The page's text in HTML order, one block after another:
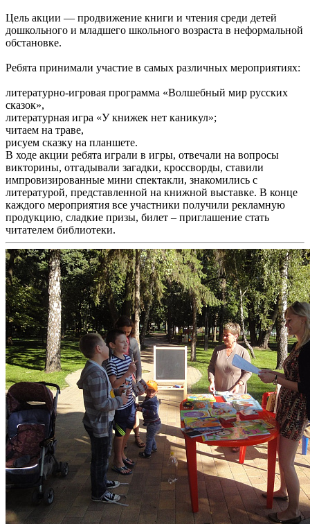
Цель акции — продвижение книги и чтения среди детей
дошкольного и младшего школьного возраста в неформальной
обстановке.
Ребята принимали участие в самых различных мероприятиях:
литературно-игровая программа «Волшебный мир русских
сказок»,
литературная игра «У книжек нет каникул»;
читаем на траве,
рисуем сказку на планшете.
В ходе акции ребята играли в игры, отвечали на вопросы
викторины, отгадывали загадки, кроссворды, ставили
импровизированные мини спектакли, знакомились с
литературой, представленной на книжной выставке. В конце
каждого мероприятия все участники получили рекламную
продукцию, сладкие призы, билет – приглашение стать
читателем библиотеки.